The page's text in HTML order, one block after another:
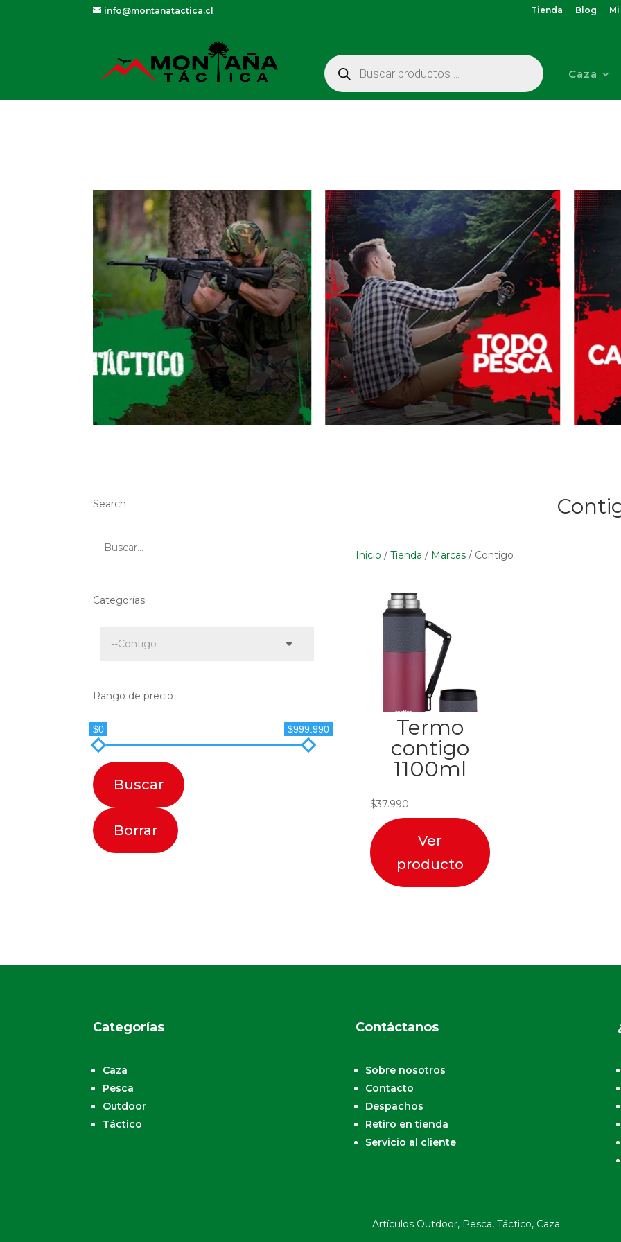
info@montanatactica.cl Tienda Blog
Búsqueda
de
productos Caza
Search
Categorías
Rango de precio
$0 $999.990
Buscar
Borrar
Inicio / Tienda / Marcas/ Contigo
Termo
contigo
1100ml
$37.990
Ver
producto
Categorías
Caza
Pesca
Outdoor
Táctico
Contáctanos
Sobre nosotros
Contacto
Despachos
Retiro en tienda
Servicio al cliente
Artículos Outdoor, Pesca, Táctico, Caza